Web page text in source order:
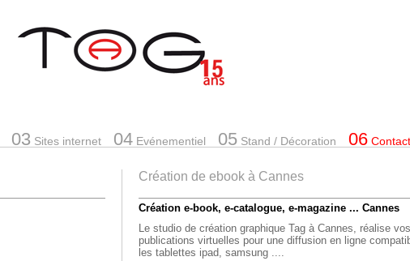
03 Sites internet 04Evénementiel 05Stand / Décoration 06
Création de ebook à Cannes
Création e-book, e-catalogue, e-magazine ... Cannes
Le studio de création graphique Tag à Cannes, réalise vos
publications virtuelles pour une diffusion en ligne
les tablettes ipad, samsung ....